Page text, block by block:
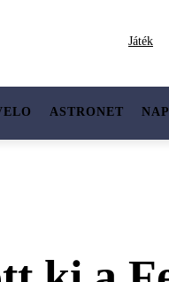
Játék
ASTRONET